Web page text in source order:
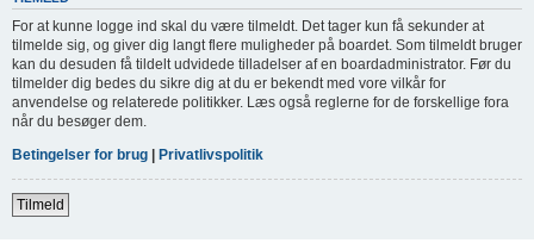
For at kunne logge ind skal du være tilmeldt. Det tager kun få sekunder at
tilmelde sig, og giver dig langt flere muligheder på boardet. Som tilmeldt bruger
kan du desuden få tildelt udvidede tilladelser af en boardadministrator. Før du
tilmelder dig bedes du sikre dig at du er bekendt med vore vilkår for
anvendelse og relaterede politikker. Læs også reglerne for de forskellige fora
når du besøger dem.
Betingelser for brug | Privatlivspolitik
Tilmeld